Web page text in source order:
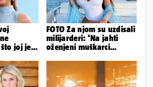
joj je
FOTO Za njom su uzdisali
milijarderi: 'Na jahti
oženjeni muškarci